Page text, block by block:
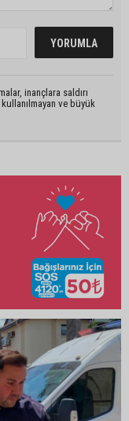
inançlara saldırı
ve büyük